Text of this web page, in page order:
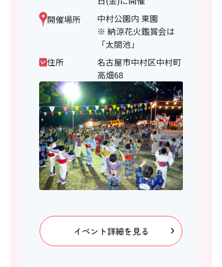
開催場所
中村公園内 東園
※ 納涼花火鑑賞会は
「太閤池」
住所
名古屋市中村区中村町
高畑68
イベント詳細を見る